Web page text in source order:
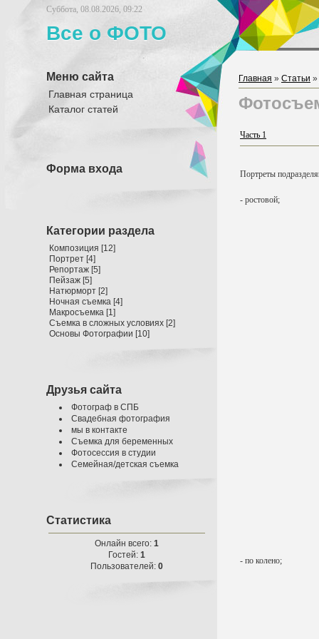
Суббота, 08.08.2026, 09:22
Все о ФОТО
Меню сайта
Главная страница
Каталог статей
Форма входа
Категории раздела
Композиция [12]
Портрет [4]
Репортаж [5]
Пейзаж [5]
Натюрморт [2]
Ночная съемка [4]
Макросъемка [1]
Съемка в сложных условиях [2]
Основы Фотографии [10]
Друзья сайта
Фотограф в СПБ
Свадебная фотография
мы в контакте
Съемка для беременных
Фотосессия в студии
Семейная/детская съемка
Статистика
Онлайн всего: 1
Гостей: 1
Пользователей: 0
Главная » Статьи »
Часть 1
Портреты
- ростовой;
- по колено;